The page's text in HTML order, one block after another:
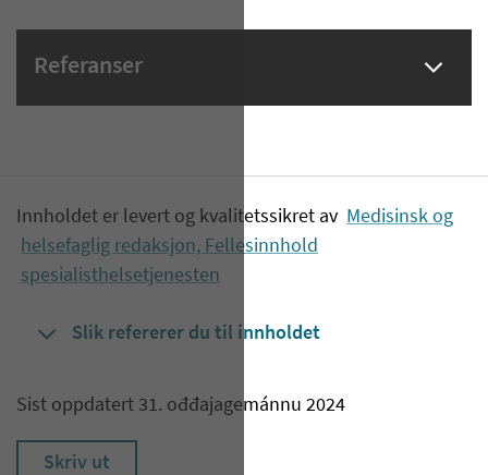
Referanser
Innholdet er levert og kvalitetssikret av Medisinsk og
helsefaglig redaksjon, Fellesinnhold
spesialisthelsetjenesten
Slik refererer du til innholdet
Sist oppdatert 31. ođđajagemánnu 2024
Skriv ut